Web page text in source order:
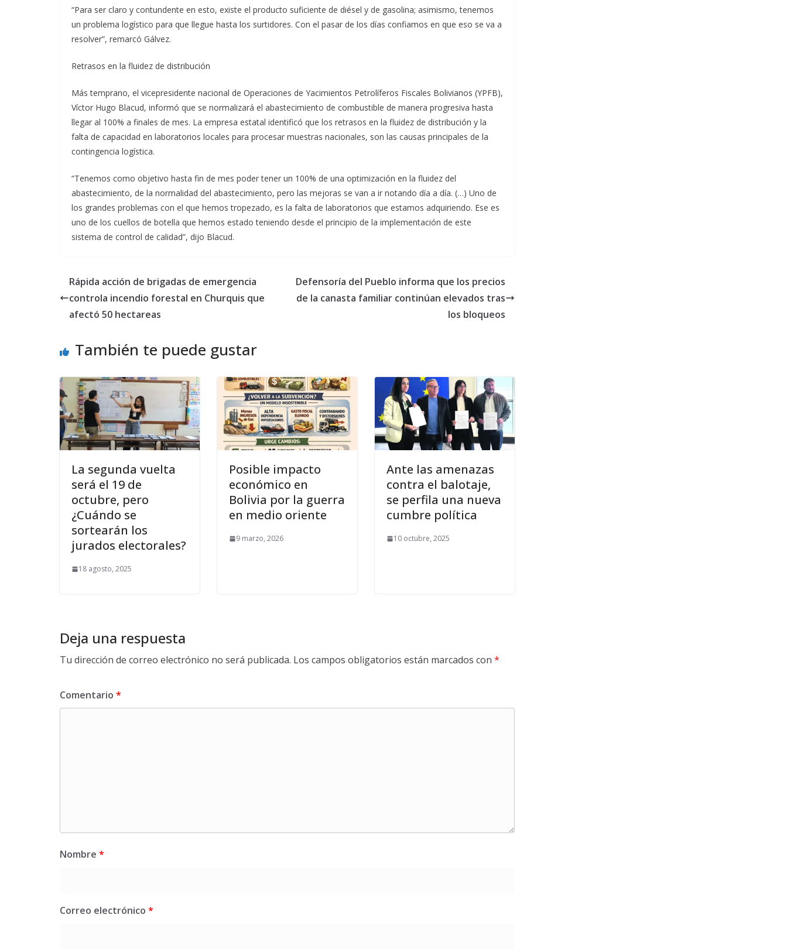
“Para ser claro y contundente en esto, existe el producto suficiente de diésel y de gasolina; asimismo, tenemos
un problema logístico para que llegue hasta los surtidores. Con el pasar de los días confiamos en que eso se va a
resolver”, remarcó Gálvez.
Retrasos en la fluidez de distribución
Más temprano, el vicepresidente nacional de Operaciones de Yacimientos Petrolíferos Fiscales Bolivianos (YPFB),
Víctor Hugo Blacud, informó que se normalizará el abastecimiento de combustible de manera progresiva hasta
llegar al 100% a finales de mes. La empresa estatal identificó que los retrasos en la fluidez de distribución y la
falta de capacidad en laboratorios locales para procesar muestras nacionales, son las causas principales de la
contingencia logística.
“Tenemos como objetivo hasta fin de mes poder tener un 100% de una optimización en la fluidez del
abastecimiento, de la normalidad del abastecimiento, pero las mejoras se van a ir notando día a día. (…) Uno de
los grandes problemas con el que hemos tropezado, es la falta de laboratorios que estamos adquiriendo. Ese es
uno de los cuellos de botella que hemos estado teniendo desde el principio de la implementación de este
sistema de control de calidad”, dijo Blacud.
Rápida acción de brigadas de emergencia
controla incendio forestal en Churquis que
afectó 50 hectareas
Defensoría del Pueblo informa que los precios
de la canasta familiar continúan elevados tras
los bloqueos
También te puede gustar
La segunda vuelta
será el 19 de
octubre, pero
¿Cuándo se
sortearán los
jurados electorales?
18 agosto, 2025
Posible impacto
económico en
Bolivia por la guerra
en medio oriente
9 marzo, 2026
Ante las amenazas
contra el balotaje,
se perfila una nueva
cumbre política
10 octubre, 2025
Deja una respuesta
Tu dirección de correo electrónico no será publicada. Los campos obligatorios están marcados con *
Comentario *
Nombre *
Correo electrónico *